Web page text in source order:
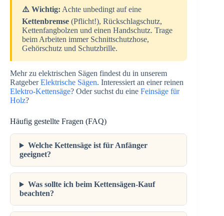
⚠️ Wichtig: Achte unbedingt auf eine
Kettenbremse (Pflicht!), Rückschlagschutz,
Kettenfangbolzen und einen Handschutz. Trage
beim Arbeiten immer Schnittschutzhose,
Gehörschutz und Schutzbrille.
Mehr zu elektrischen Sägen findest du in unserem
RatgeberElektrische Sägen. Interessiert an einer reinen
Elektro-Kettensäge? Oder suchst du eine Feinsäge für
Holz?
Häufig gestellte Fragen (FAQ)
Welche Kettensäge ist für Anfänger
geeignet?
Was sollte ich beim Kettensägen-Kauf
beachten?